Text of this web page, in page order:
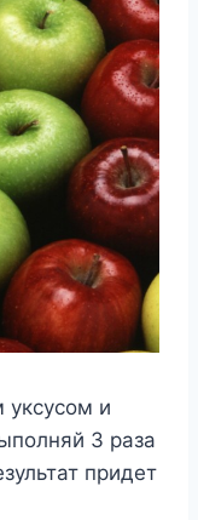
и
3 раза
придет